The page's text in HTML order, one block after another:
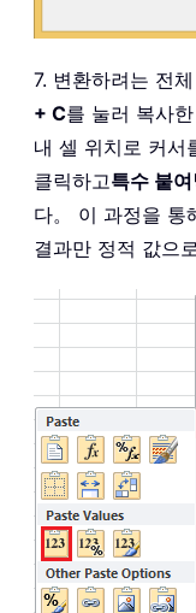
7. 변환하려는 전
+ C를 눌러 복사
내 셀 위치로 커서
클릭하고특수 붙
다。 이 과정을 통
결과만 정적 값으